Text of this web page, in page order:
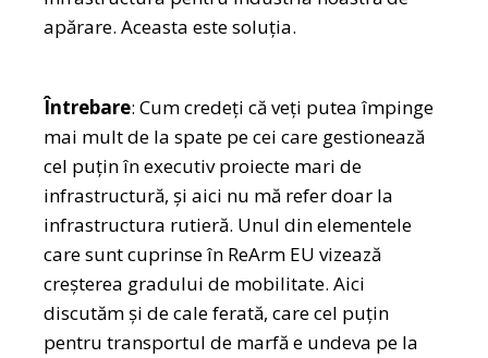
apărare. Aceasta este soluția.
Întrebare: Cum credeți că veți putea împinge
mai mult de la spate pe cei care gestionează
cel puțin în executiv proiecte mari de
infrastructură, și aici nu mă refer doar la
infrastructura rutieră. Unul din elementele
care sunt cuprinse în ReArm EU vizează
creșterea gradului de mobilitate. Aici
discutăm și de cale ferată, care cel puțin
pentru transportul de marfă e undeva pe la